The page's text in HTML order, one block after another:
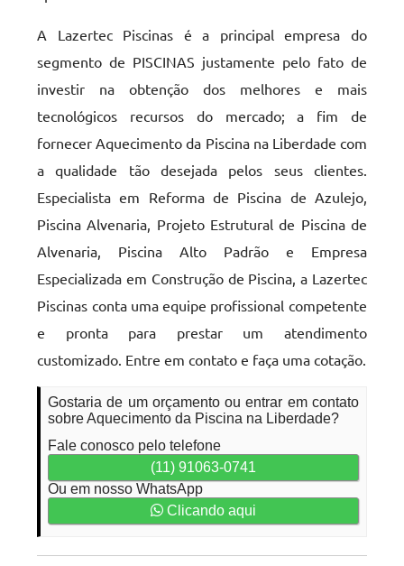
A Lazertec Piscinas é a principal empresa do
segmento de PISCINAS justamente pelo fato de
investir na obtenção dos melhores e mais
tecnológicos recursos do mercado; a fim de
fornecer Aquecimento da Piscina na Liberdade com
a qualidade tão desejada pelos seus clientes.
Especialista em Reforma de Piscina de Azulejo,
Piscina Alvenaria, Projeto Estrutural de Piscina de
Alvenaria, Piscina Alto Padrão e Empresa
Especializada em Construção de Piscina, a Lazertec
Piscinas conta uma equipe profissional competente
e pronta para prestar um atendimento
customizado. Entre em contato e faça uma cotação.
Gostaria de um orçamento ou entrar em contato
sobre Aquecimento da Piscina na Liberdade?
Fale conosco pelo telefone
(11) 91063-0741
Ou em nosso WhatsApp
Clicando aqui